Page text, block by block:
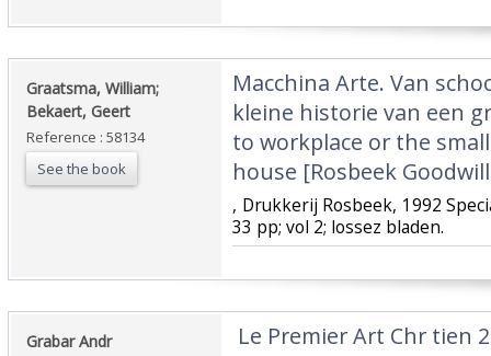
‎Graatsma, William;
Bekaert, Geert‎
Reference : 58134
See the book
‎Macchina Arte. Van
kleine historie van een
to workplace or the
house [Rosbeek
‎, Drukkerij Rosbeek, 1992
33 pp; vol 2; lossez bladen.‎
‎Grabar Andr ‎ Le Premier Art Chr tien